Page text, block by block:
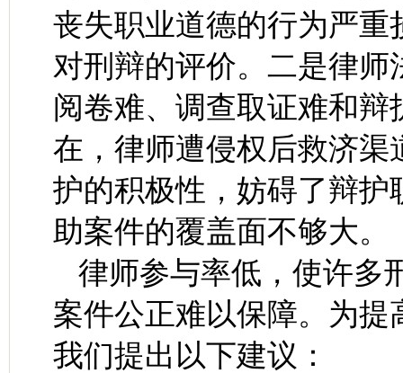
丧失职业道德的行为严
对刑辩的评价。二是律
阅卷难、调查取证难和
在，律师遭侵权后救济
护的积极性，妨碍了辩
助案件的覆盖面不够大。
律师参与率低，使许多
案件公正难以保障。为
我们提出以下建议：